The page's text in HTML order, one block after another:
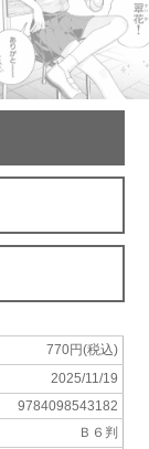
770円(税込)
2025/11/19
9784098543182
Ｂ６判